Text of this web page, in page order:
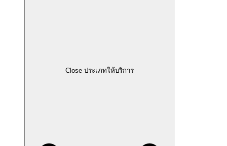
Close ประเภทให้บริการ